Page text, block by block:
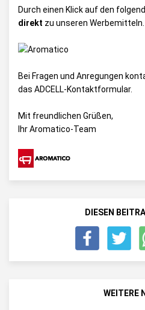
Durch einen Klick auf den
direkt zu unseren Werbemitteln.
Bei Fragen und Anregungen
das ADCELL-Kontaktformular.
Mit freundlichen Grüßen,
Ihr Aromatico-Team
DIESEN
WEITERE